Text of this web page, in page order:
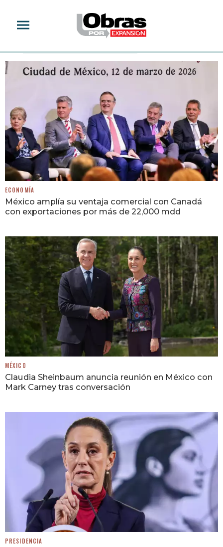
ECONOMÍA
México amplía su ventaja comercial con Canadá
con exportaciones por más de 22,000 mdd
MÉXICO
Claudia Sheinbaum anuncia reunión en México con
Mark Carney tras conversación
PRESIDENCIA